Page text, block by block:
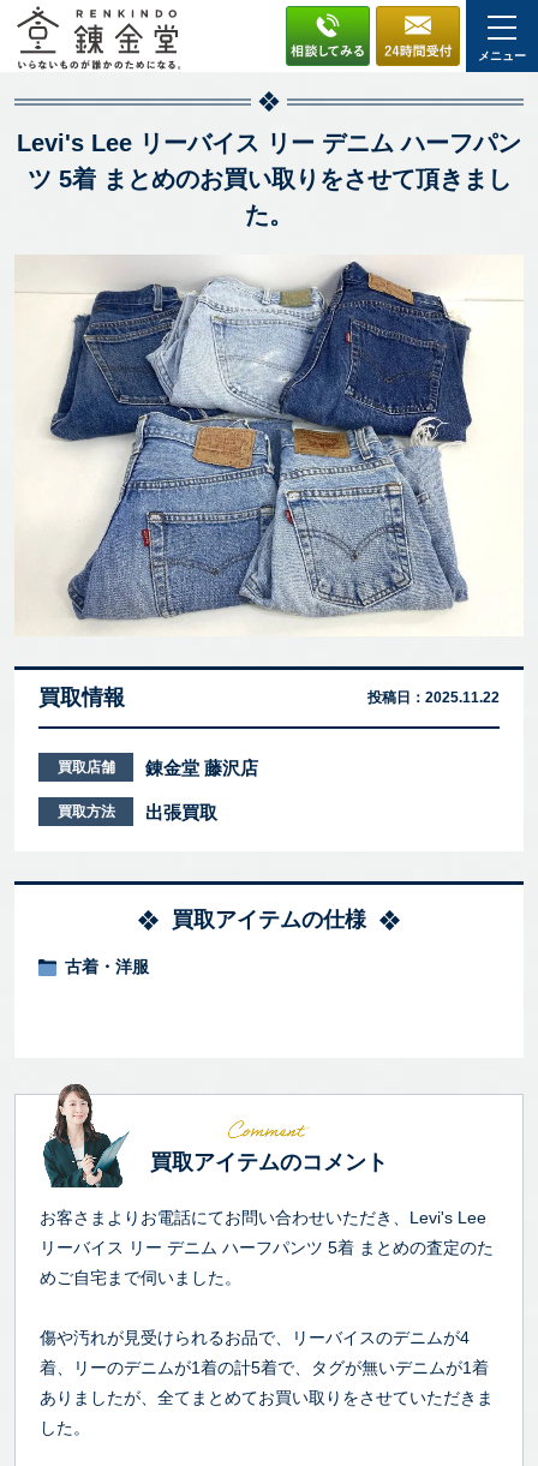
メニュー
Levi's Lee リーバイス リー デニム ハーフパン
ツ 5着 まとめのお買い取りをさせて頂きまし
た。
買取情報 投稿日： 2025.11.22
買取店舗 錬金堂 藤沢店
買取方法 出張買取
買取アイテムの仕様
古着・洋服
買取アイテムのコメント
お客さまよりお電話にてお問い合わせいただき、Levi's Lee
リーバイス リー デニム ハーフパンツ 5着 まとめの査定のた
めご自宅まで伺いました。
傷や汚れが見受けられるお品で、リーバイスのデニムが4
着、リーのデニムが1着の計5着で、タグが無いデニムが1着
ありましたが、全てまとめてお買い取りをさせていただきま
した。